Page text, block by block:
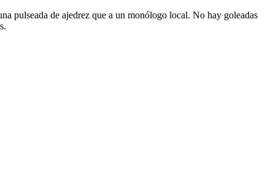
pulseada de ajedrez que a un monólogo local. No hay goleadas